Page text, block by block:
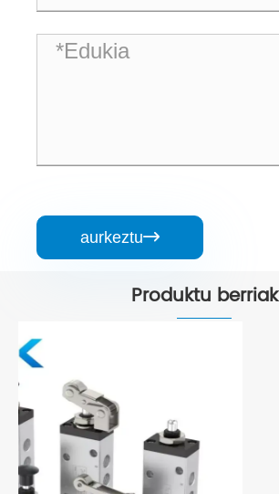
aurkeztu
Produktu berriak
3V2 solenoide balbula 3 bide
Gehiago ikusi >>